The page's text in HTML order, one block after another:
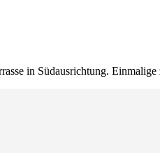
in Südausrichtung.